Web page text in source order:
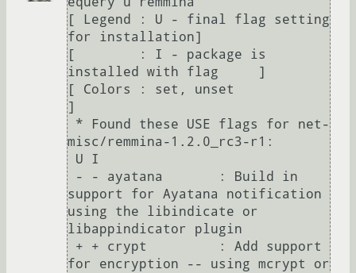
[ Legend : U - final flag setting
for installation]
[        : I - package is
installed with flag     ]
[ Colors : set, unset
]
misc/remmina-1.2.0_rc3-r1:
support for Ayatana notification
using the libindicate or
libappindicator plugin
for encryption -- using mcrypt or